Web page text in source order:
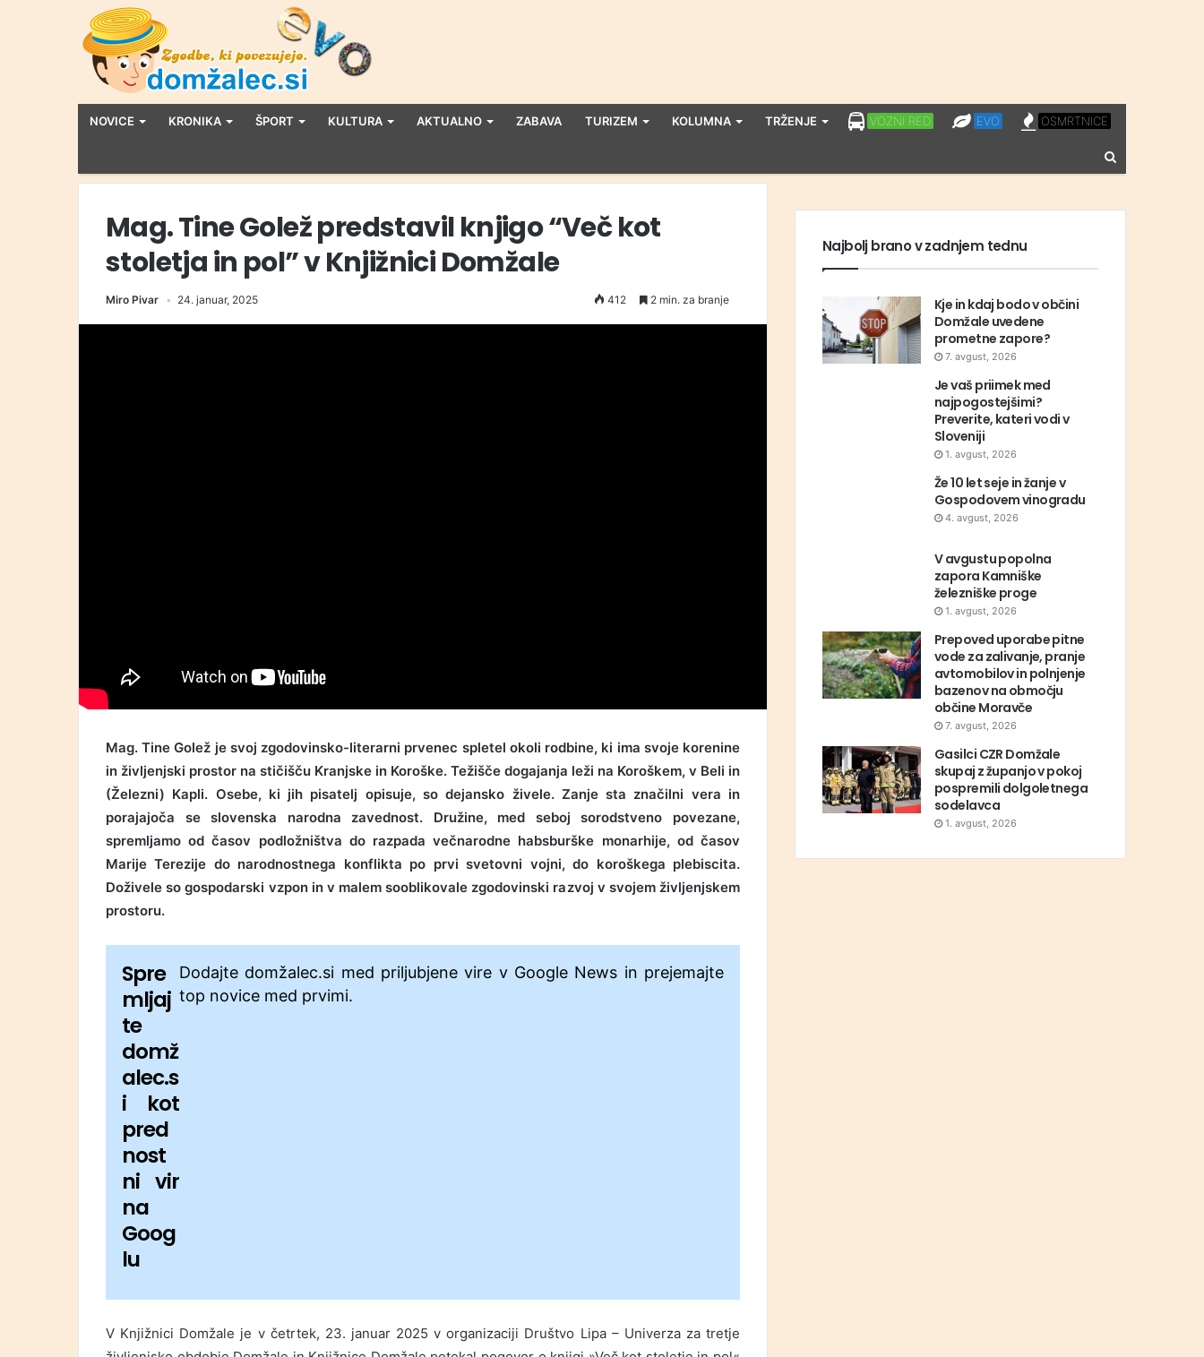
NOVICE KRONIKA ŠPORT KULTURA AKTUALNO ZABAVA TURIZEM KOLUMNA TRŽENJE LPP
VOZNI RED EVO
EVO OSMRTNICE
OSMRTNICE
Mag. Tine Golež predstavil knjigo “Več kot
stoletja in pol” v Knjižnici Domžale
Miro Pivar 24. januar, 2025 412 2 min. za branje
Mag. Tine Golež je svoj zgodovinsko-literarni prvenec spletel okoli rodbine, ki ima svoje korenine
in življenjski prostor na stičišču Kranjske in Koroške. Težišče dogajanja leži na Koroškem, v Beli in
(Železni) Kapli. Osebe, ki jih pisatelj opisuje, so dejansko živele. Zanje sta značilni vera in
porajajoča se slovenska narodna zavednost. Družine, med seboj sorodstveno povezane,
spremljamo od časov podložništva do razpada večnarodne habsburške monarhije, od časov
Marije Terezije do narodnostnega konflikta po prvi svetovni vojni, do koroškega plebiscita.
Doživele so gospodarski vzpon in v malem sooblikovale zgodovinski razvoj v svojem življenjskem
prostoru.
Spre
mljaj
te
domž
alec.s
i kot
pred
nost
ni vir
na
Goog
lu
Dodajte domžalec.si med priljubjene vire v Google News in prejemajte
top novice med prvimi.
V Knjižnici Domžale je v četrtek, 23. januar 2025 v organizaciji Društvo Lipa – Univerza za tretje
Najbolj brano v zadnjem tednu
Kje in kdaj bodo v občini
Domžale uvedene
prometne zapore?
7. avgust, 2026
Je vaš priimek med
najpogostejšimi?
Preverite, kateri vodi v
Sloveniji
1. avgust, 2026
Že 10 let seje in žanje v
Gospodovem vinogradu
4. avgust, 2026
V avgustu popolna
zapora Kamniške
železniške proge
1. avgust, 2026
Prepoved uporabe pitne
vode za zalivanje, pranje
avtomobilov in polnjenje
bazenov na območju
občine Moravče
7. avgust, 2026
Gasilci CZR Domžale
skupaj z županjo v pokoj
pospremili dolgoletnega
sodelavca
1. avgust, 2026